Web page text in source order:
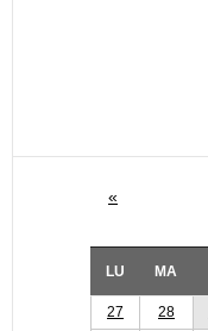
«
LU MA
27 28